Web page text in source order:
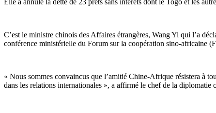
C’est le ministre chinois des Affaires étrangères, Wang Yi qui l’a
conférence ministérielle du Forum sur la coopération sino-africaine
« Nous sommes convaincus que l’amitié Chine-Afrique résistera à
dans les relations internationales », a affirmé le chef de la diplomatie